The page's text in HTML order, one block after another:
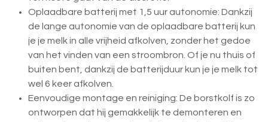
Oplaadbare batterij met 1,5 uur autonomie: Dankzij
de lange autonomie van de oplaadbare batterij kun
je je melk in alle vrijheid afkolven, zonder het gedoe
van het vinden van een stroombron. Of je nu thuis of
buiten bent, dankzij de batterijduur kun je je melk tot
wel 6 keer afkolven.
Eenvoudige montage en reiniging: De borstkolf is zo
ontworpen dat hij gemakkelijk te demonteren en